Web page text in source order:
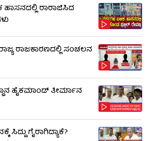
ರಾರಾಜಿಸಿದ
ರಾಜಕಾರಣದಲ್ಲಿ ಸಂಚಲನ
ಹೈಕಮಾಂಡ್ ತೀರ್ಮಾನ
ಗೈರಾಗಿದ್ಯಾಕೆ?